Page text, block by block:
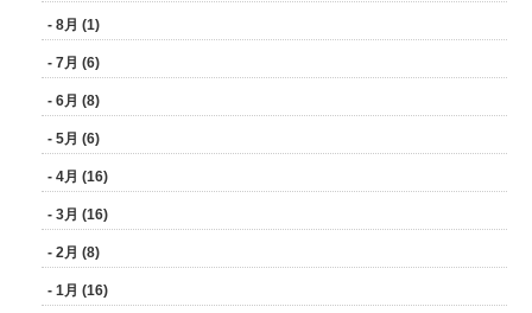
- 8月 (1)
- 7月 (6)
- 6月 (8)
- 5月 (6)
- 4月 (16)
- 3月 (16)
- 2月 (8)
- 1月 (16)